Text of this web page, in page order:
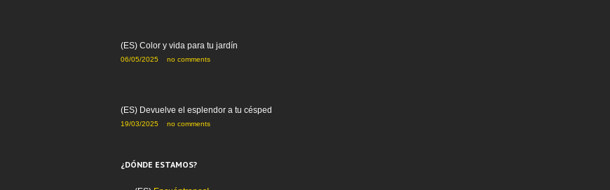
(ES) Color y vida para tu jardín
06/05/2025 no comments
(ES) Devuelve el esplendor a tu césped
19/03/2025 no comments
¿DÓNDE ESTAMOS?